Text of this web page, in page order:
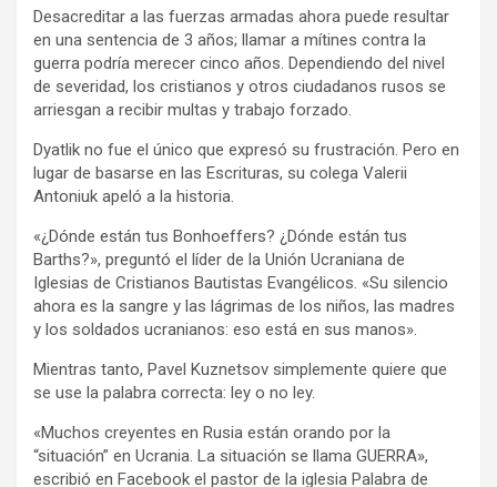
Desacreditar a las fuerzas armadas ahora puede resultar
en una sentencia de 3 años; llamar a mítines contra la
guerra podría merecer cinco años. Dependiendo del nivel
de severidad, los cristianos y otros ciudadanos rusos se
arriesgan a recibir multas y trabajo forzado.
Dyatlik no fue el único que expresó su frustración. Pero en
lugar de basarse en las Escrituras, su colega Valerii
Antoniuk apeló a la historia.
«¿Dónde están tus Bonhoeffers? ¿Dónde están tus
Barths?», preguntó el líder de la Unión Ucraniana de
Iglesias de Cristianos Bautistas Evangélicos. «Su silencio
ahora es la sangre y las lágrimas de los niños, las madres
y los soldados ucranianos: eso está en sus manos».
Mientras tanto, Pavel Kuznetsov simplemente quiere que
se use la palabra correcta: ley o no ley.
«Muchos creyentes en Rusia están orando por la
“situación” en Ucrania. La situación se llama GUERRA»,
escribió en Facebook el pastor de la iglesia Palabra de